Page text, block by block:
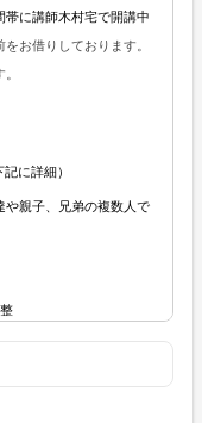
に講師木村宅で開講中
お借りしております。
記に詳細）
や親子、兄弟の複数人で
整
。前月中に調整可能
参加します